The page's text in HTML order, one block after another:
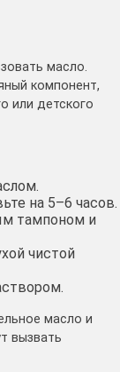
масло.
компонент,
или детского
на 5–6 часов.
тампоном и
чистой
масло и
вызвать